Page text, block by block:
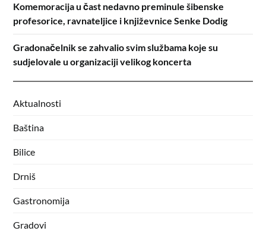
Komemoracija u čast nedavno preminule šibenske
profesorice, ravnateljice i književnice Senke Dodig
Gradonačelnik se zahvalio svim službama koje su
sudjelovale u organizaciji velikog koncerta
Aktualnosti
Baština
Bilice
Drniš
Gastronomija
Gradovi